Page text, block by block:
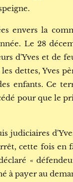
envers la
Le 28
d'Yves et de
les dettes, Yves
enfants. Ce
pour que le
judiciaires
cette fois en
«
à payer au